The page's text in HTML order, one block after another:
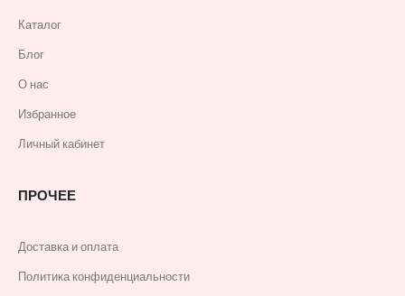
Каталог
Блог
О нас
Избранное
Личный кабинет
ПРОЧЕЕ
Доставка и оплата
Политика конфиденциальности